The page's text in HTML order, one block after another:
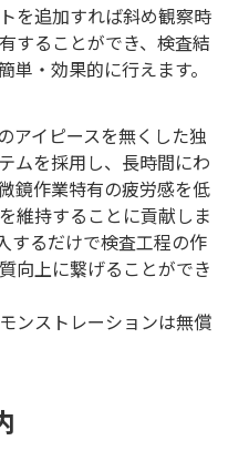
設備
を追加すれば斜め観察時
することができ、検査結
単・効果的に行えます。
アイピースを無くした独
ムを採用し、長時間にわ
鏡作業特有の疲労感を低
維持することに貢献しま
するだけで検査工程の作
向上に繋げることができ
ンストレーションは無償